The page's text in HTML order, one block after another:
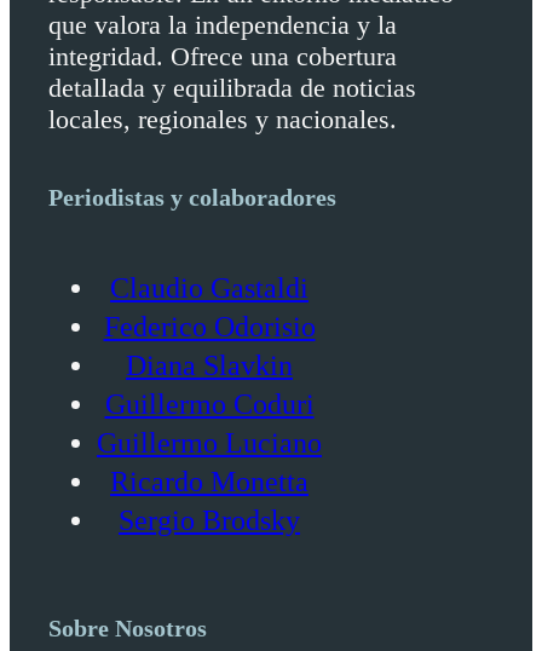
que valora la independencia y la
integridad. Ofrece una cobertura
detallada y equilibrada de noticias
locales, regionales y nacionales.
Periodistas y colaboradores
Claudio Gastaldi
Federico Odorisio
Diana Slavkin
Guillermo Coduri
Guillermo Luciano
Ricardo Monetta
Sergio Brodsky
Sobre Nosotros